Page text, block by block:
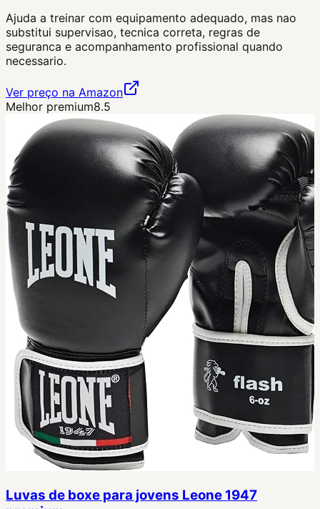
Ajuda a treinar com equipamento adequado, mas nao
substitui supervisao, tecnica correta, regras de
seguranca e acompanhamento profissional quando
necessario.
Ver preço na Amazon
Melhor premium8.5
Luvas de boxe para jovens Leone 1947